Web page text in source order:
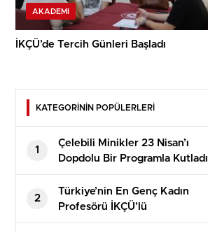
AKADEMI
İKÇÜ’de Tercih Günleri Başladı
KATEGORİNİN POPÜLERLERİ
1
Çelebili Minikler 23 Nisan’ı
Dopdolu Bir Programla Kutladı
2
Türkiye’nin En Genç Kadın
Profesörü İKÇÜ’lü